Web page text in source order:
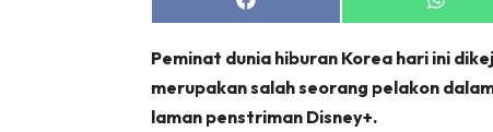
Share
on
Share
on
Peminat dunia hiburan Korea hari ini
merupakan salah seorang pelakon
laman penstriman Disney+.